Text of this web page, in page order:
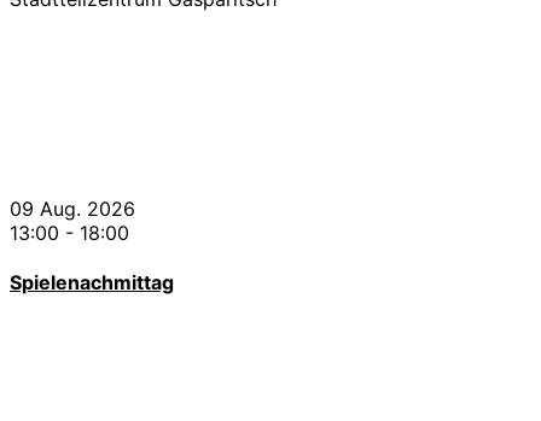
09 Aug. 2026
13:00 - 18:00
Spielenachmittag